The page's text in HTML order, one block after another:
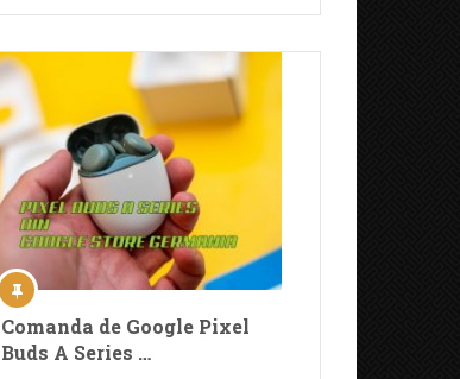
Comanda de Google Pixel
Buds A Series …